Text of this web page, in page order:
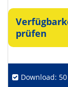
prüfen
Download: